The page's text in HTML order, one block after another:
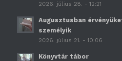
2026. július 28. - 12:21
Augusztusban
személyik
2026. július 21. - 10:06
Könyvtár tábor